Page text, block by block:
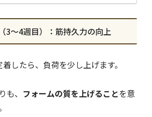
3〜4週目）：筋持久力の向上
したら、負荷を少し上げます。
も、 フォームの質を上げることを意